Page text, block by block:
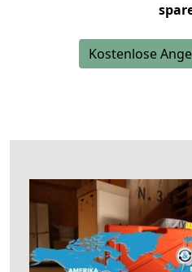
Kostenlose